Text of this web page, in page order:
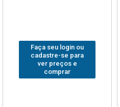
Faça seu login ou
cadastre-se para
ver preços e
comprar